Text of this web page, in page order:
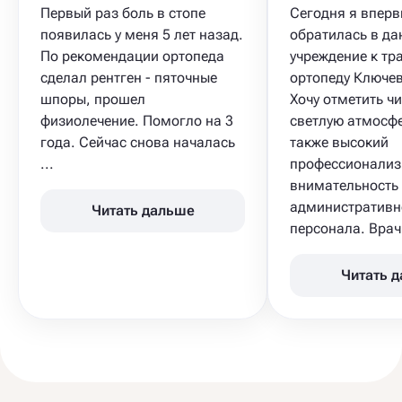
Первый раз боль в стопе
появилась у меня 5 лет назад.
По рекомендации ортопеда
сделал рентген - пяточные
шпоры, прошел
физиолечение. Помогло на 3
года. Сейчас снова началась
...
Читать дальше
Сегодня я
обратилась в
учреждение к
ортопеду
Хочу отметить
светлую
также высокий
внимательность
персонала.
Читать